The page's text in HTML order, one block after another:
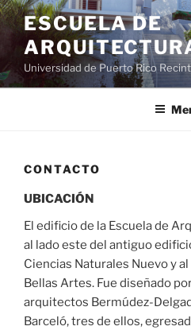
ESCUELA DE
Universidad de Puerto Rico
CONTACTO
UBICACIÓN
El edificio de la Escuela de
al lado este del antiguo
Ciencias Naturales Nuevo y
Bellas Artes. Fue diseñado
arquitectos Bermúdez-
Barceló, tres de ellos,